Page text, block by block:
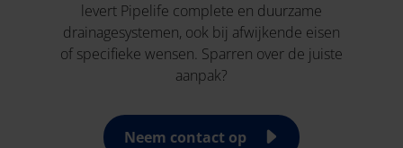
levert Pipelife complete en duurzame
drainagesystemen, ook bij afwijkende eisen
of specifieke wensen. Sparren over de juiste
aanpak?
Neem contact op